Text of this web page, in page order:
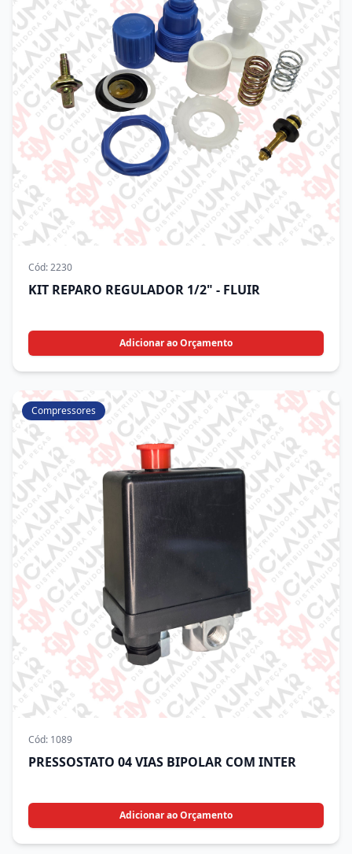
Cód:2230
KIT REPARO REGULADOR 1/2" - FLUIR
Adicionar ao Orçamento
Compressores
Cód: 1089
PRESSOSTATO 04 VIAS BIPOLAR COM INTER
Adicionar ao Orçamento